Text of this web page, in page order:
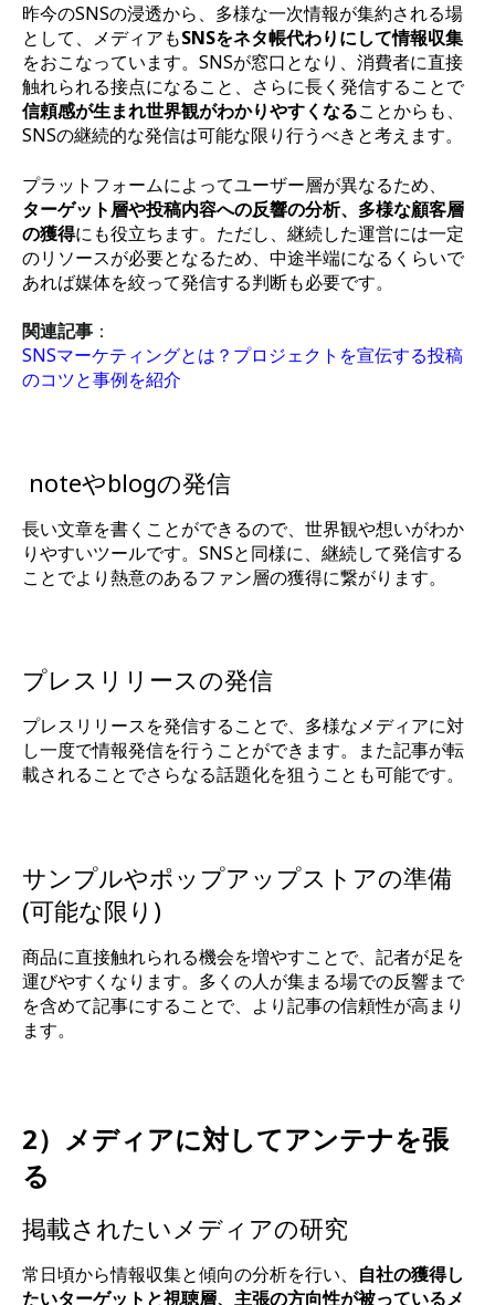
昨今のSNSの浸透から、多様な一次情報が集約される場
として、メディアもSNSをネタ帳代わりにして情報収集
をおこなっています。SNSが窓口となり、消費者に直接
触れられる接点になること、さらに長く発信することで
信頼感が生まれ世界観がわかりやすくなることからも、
SNSの継続的な発信は可能な限り行うべきと考えます。
プラットフォームによってユーザー層が異なるため、
ターゲット層や投稿内容への反響の分析、多様な顧客層
の獲得にも役立ちます。ただし、継続した運営には一定
のリソースが必要となるため、中途半端になるくらいで
あれば媒体を絞って発信する判断も必要です。
関連記事 ：
SNSマーケティングとは？プロジェクトを宣伝する投稿
のコツと事例を紹介
noteやblogの発信
長い文章を書くことができるので、世界観や想いがわか
りやすいツールです。SNSと同様に、継続して発信する
ことでより熱意のあるファン層の獲得に繋がります。
プレスリリースの発信
プレスリリースを発信することで、多様なメディアに対
し一度で情報発信を行うことができます。また記事が転
載されることでさらなる話題化を狙うことも可能です。
サンプルやポップアップストアの準備
(可能な限り)
商品に直接触れられる機会を増やすことで、記者が足を
運びやすくなります。多くの人が集まる場での反響まで
を含めて記事にすることで、より記事の信頼性が高まり
ます。
2）メディアに対してアンテナを張
る
掲載されたいメディアの研究
常日頃から情報収集と傾向の分析を行い、 自社の獲得し
たいターゲットと視聴層、主張の方向性が被っているメ